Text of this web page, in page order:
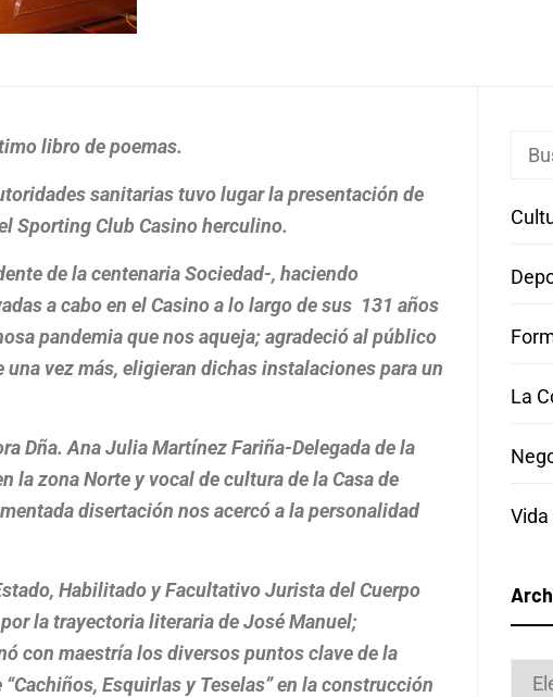
libro de poemas.
sanitarias tuvo lugar la presentación de
Sporting Club Casino herculino.
de la centenaria Sociedad-, haciendo
a cabo en el Casino a lo largo de sus 131 años
pandemia que nos aqueja; agradeció al público
vez más, eligieran dichas instalaciones para un
Dña. Ana Julia Martínez Fariña-Delegada de la
la zona Norte y vocal de cultura de la Casa de
disertación nos acercó a la personalidad
Habilitado y Facultativo Jurista del Cuerpo
la trayectoria literaria de José Manuel;
con maestría los diversos puntos clave de la
Esquirlas y Teselas” en la construcción
La
Vida